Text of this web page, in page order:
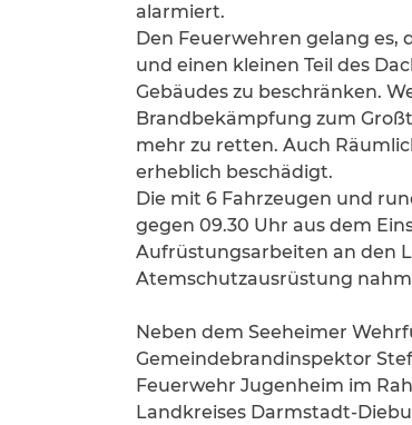
alarmiert.
Den Feuerwehren gelang es,
und einen kleinen Teil des
Gebäudes zu beschränken.
Brandbekämpfung zum
mehr zu retten. Auch
erheblich beschädigt.
Die mit 6 Fahrzeugen und
gegen 09.30 Uhr aus dem
Aufrüstungsarbeiten an den
Atemschutzausrüstung
Neben dem Seeheimer
Gemeindebrandinspektor
Feuerwehr Jugenheim im
Landkreises Darmstadt-